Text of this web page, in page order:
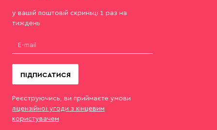
у вашій поштовій скриньці 1 раз на
тиждень
ПІДПИСАТИСЯ
Реєструючись, ви приймаєте умови
ліцензійної угоди з кінцевим
користувачем